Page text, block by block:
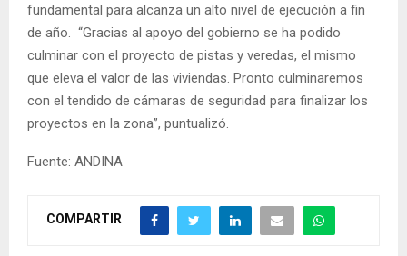
fundamental para alcanza un alto nivel de ejecución a fin
de año. “Gracias al apoyo del gobierno se ha podido
culminar con el proyecto de pistas y veredas, el mismo
que eleva el valor de las viviendas. Pronto culminaremos
con el tendido de cámaras de seguridad para finalizar los
proyectos en la zona”, puntualizó.
Fuente: ANDINA
COMPARTIR